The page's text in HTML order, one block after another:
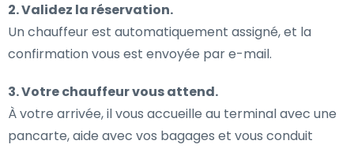
2. Validez la réservation.
Un chauffeur est automatiquement assigné, et la
confirmation vous est envoyée par e-mail.
3. Votre chauffeur vous attend.
À votre arrivée, il vous accueille au terminal avec une
pancarte, aide avec vos bagages et vous conduit